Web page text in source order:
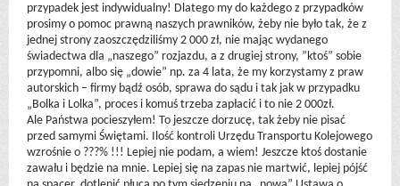
przypadek jest indywidualny! Dlatego my do każdego z przypadków
prosimy o pomoc prawną naszych prawników, żeby nie było tak, że z
jednej strony zaoszczędziliśmy 2 000 zł, nie mając wydanego
świadectwa dla „naszego” rozjazdu, a z drugiej strony, ”ktoś” sobie
przypomni, albo się „dowie” np. za 4 lata, że my korzystamy z praw
autorskich – firmy bądź osób, sprawa do sądu i tak jak w przypadku
„Bolka i Lolka”, proces i komuś trzeba zapłacić i to nie 2 000zł.
Ale Państwa pocieszyłem! To jeszcze dorzucę, tak żeby nie pisać
przed samymi Świętami. Ilość kontroli Urzędu Transportu Kolejowego
wzrośnie o ???% !!! Lepiej nie podam, a wiem! Jeszcze ktoś dostanie
zawału i będzie na mnie. Lepiej się na zapas nie martwić, lepiej pójść